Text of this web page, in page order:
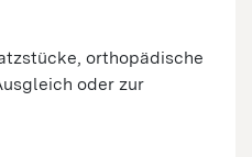
orthopädische
oder zur